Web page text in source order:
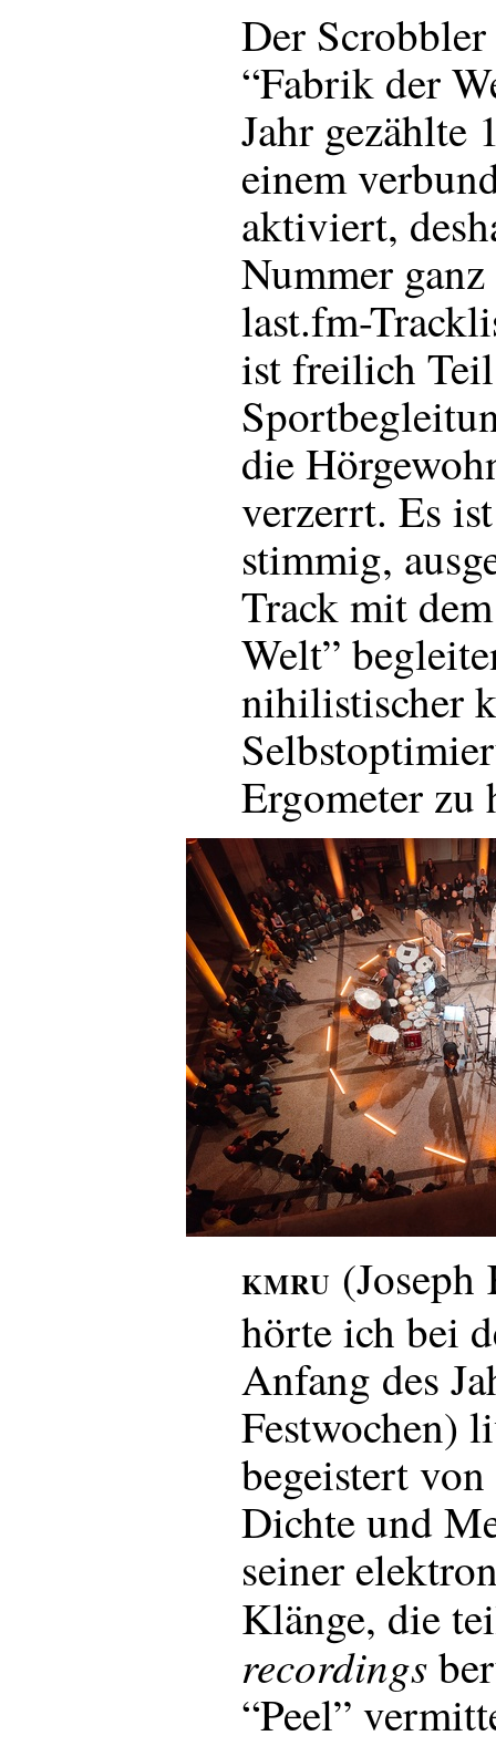
Der
“Fabrik der
Jahr gezählte
einem
aktiviert,
Nummer
last.fm-
ist freilich
die
verzerrt. Es
stimmig,
Track mit
Welt”
nihilistischer
Ergometer zu
KMRU
hörte ich bei
Anfang des
Festwochen)
begeistert
Dichte und
seiner
Klänge, die
recordings
“Peel”